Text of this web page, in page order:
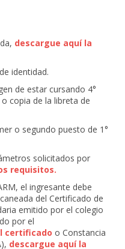
descargue aquí la
identidad.
de estar cursando 4°
copia de la libreta de
o segundo puesto de 1°
solicitados por
requisitos.
el ingresante debe
del Certificado de
emitido por el colegio
por el
certificado o Constancia
descargue aquí la